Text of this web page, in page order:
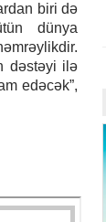
biri də
dünya
dəstəyi ilə
edəcək”,